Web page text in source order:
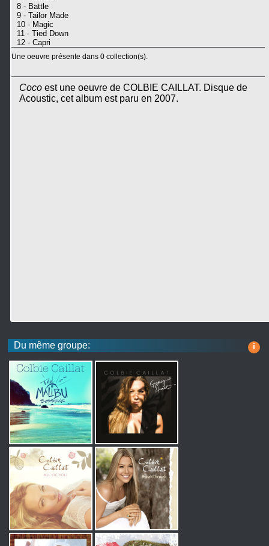
8 - Battle
9 - Tailor Made
10 - Magic
11 - Tied Down
12 - Capri
Une oeuvre présente dans 0 collection(s).
Cocoest une oeuvre de COLBIE CAILLAT. Disque de
Acoustic, cet album est paru en 2007.
Du même groupe: i